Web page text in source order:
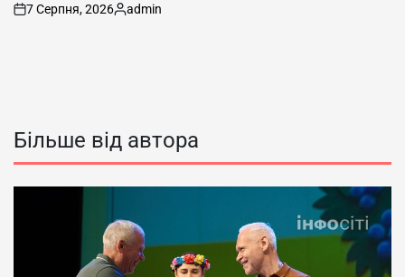
on
7 Серпня, 2026
Опубліковано
admin
Більше від автора